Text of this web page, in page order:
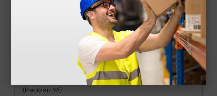
Set Oto-oftalmo Heine Mini 3000 LED - con
iluminación directa y mango de pilas - negro
(Precio sin IVA)